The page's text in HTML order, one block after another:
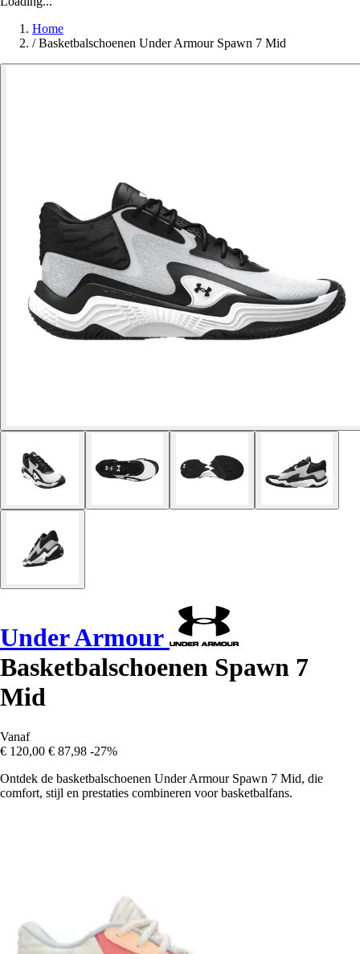
Home
/ Basketbalschoenen Under Armour Spawn 7 Mid
Under Armour
Basketbalschoenen Spawn 7
Mid
Vanaf
€ 120,00 € 87,98 -27%
Ontdek de basketbalschoenen Under Armour Spawn 7 Mid, die
comfort, stijl en prestaties combineren voor basketbalfans.